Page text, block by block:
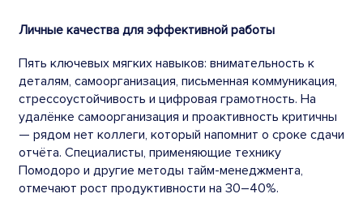
Личные качества для эффективной работы
Пять ключевых мягких навыков: внимательность к
деталям, самоорганизация, письменная коммуникация,
стрессоустойчивость и цифровая грамотность. На
удалёнке самоорганизация и проактивность критичны
— рядом нет коллеги, который напомнит о сроке сдачи
отчёта. Специалисты, применяющие технику
Помодоро и другие методы тайм-менеджмента,
отмечают рост продуктивности на 30–40%.